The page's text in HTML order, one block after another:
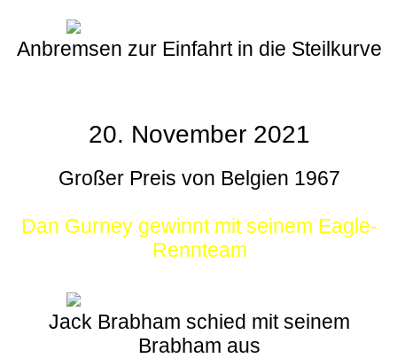
Anbremsen zur Einfahrt in die Steilkurve
20. November 2021
Großer Preis von Belgien 1967
Dan Gurney gewinnt mit seinem Eagle-
Rennteam
Jack Brabham schied mit seinem
Brabham aus